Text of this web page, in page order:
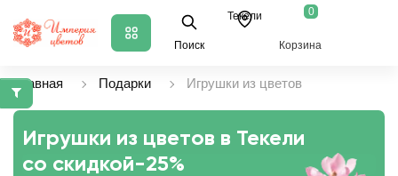
Поиск
Текели 0
Корзина
Главная Подарки Игрушки из цветов
Игрушки из цветов в Текели
со скидкой-25%